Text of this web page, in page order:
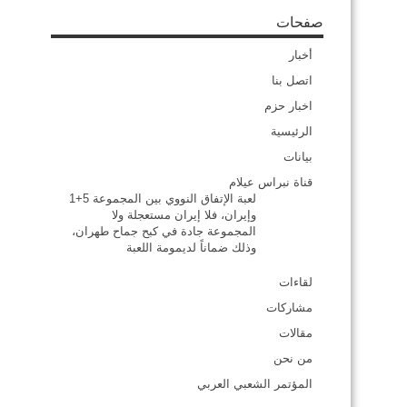
صفحات
أخبار
اتصل بنا
اخبار حزم
الرئيسية
بيانات
قناة نبراس عيلام
لعبة الإتفاق النووي بين المجموعة 5+1
وإيران، فلا إيران مستعجلة ولا
المجموعة جادة في كبح جماح طهران،
وذلك ضماناً لديمومة اللعبة
لقاءات
مشاركات
مقالات
من نحن
المؤتمر الشعبي العربي